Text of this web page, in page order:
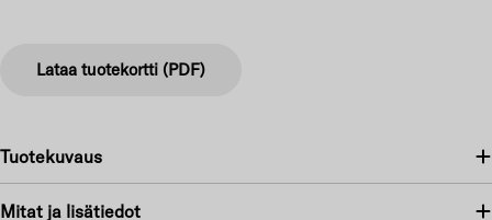
Lataa tuotekortti (PDF)
Tuotekuvaus
Mitat ja lisätiedot